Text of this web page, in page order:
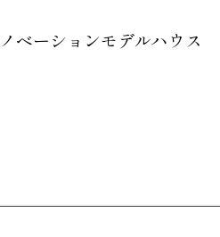
ベーションモデルハウス